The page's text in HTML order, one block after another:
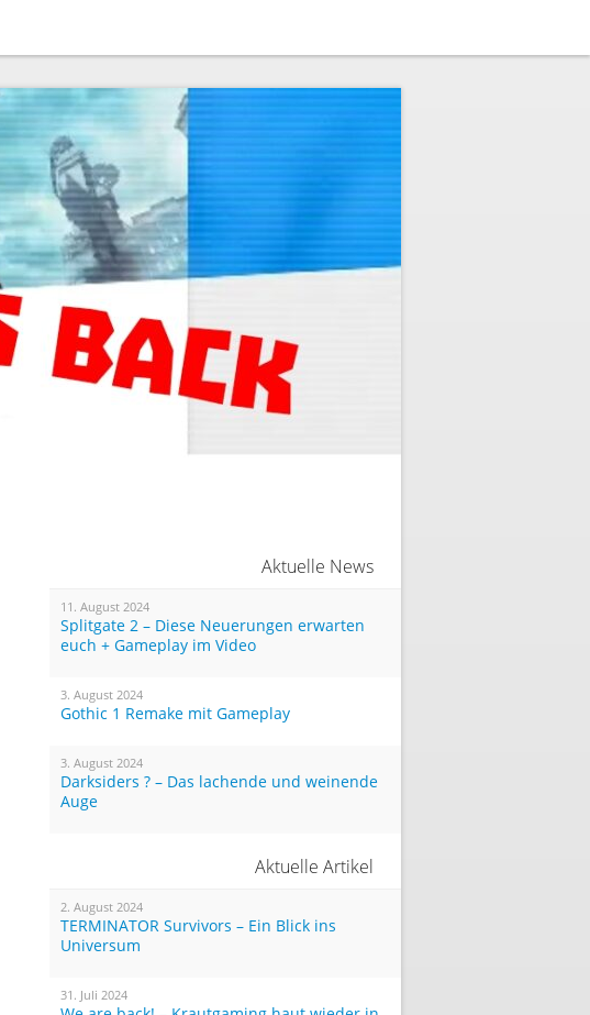
Aktuelle News
11. August 2024
Splitgate 2 – Diese Neuerungen erwarten
euch + Gameplay im Video
3. August 2024
Gothic 1 Remake mit Gameplay
3. August 2024
Darksiders ? – Das lachende und weinende
Auge
Aktuelle Artikel
2. August 2024
TERMINATOR Survivors – Ein Blick ins
Universum
31. Juli 2024